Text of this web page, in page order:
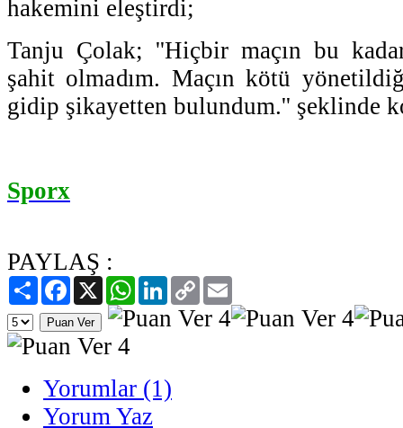
hakemini eleştirdi;
Tanju Çolak; ''Hiçbir maçın bu
şahit olmadım. Maçın kötü
gidip şikayetten bulundum.'' şeklinde
Sporx
PAYLAŞ :
PaylaşFacebook
X WhatsAppLinkedIn
Copy
Link
Yorumlar (1)
Yorum Yaz